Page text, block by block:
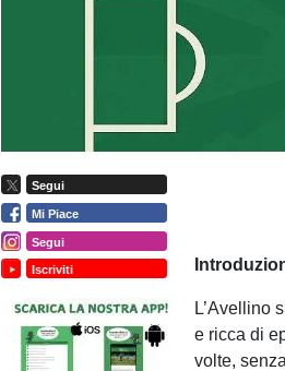
Segui
Mi Piace
Segui
Iscriviti
L’Avellino
e ricca di
volte,